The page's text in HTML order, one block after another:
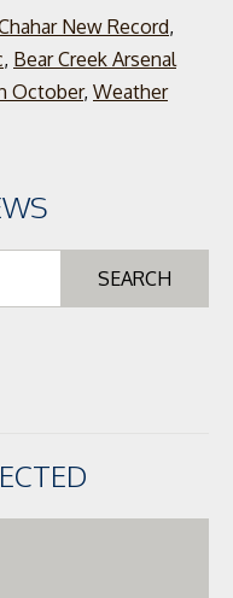
New Record,
, Bear Creek Arsenal
October, Weather